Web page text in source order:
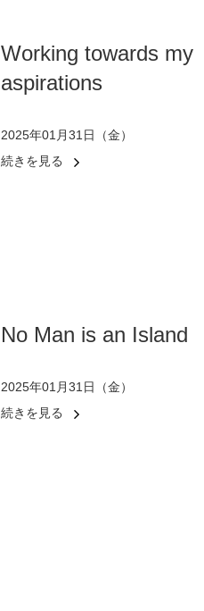
Working towards my
aspirations
2025年01月31日（金）
続きを見る
No Man is an Island
2025年01月31日（金）
続きを見る